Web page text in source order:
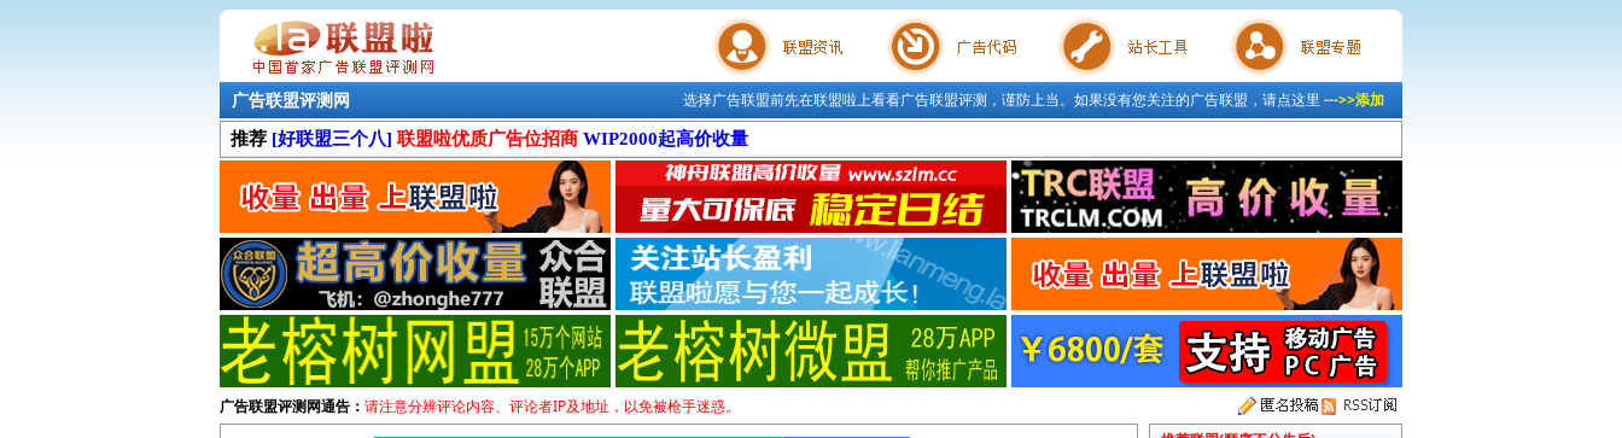
联盟学院 广告代码 站长工具 联盟专题
选择广告联盟前先在联盟啦上看看广告联盟评测，谨防上当。如果没有您关注的广告联盟，请点这里 --->>添加
广告联盟评测网
推荐 [好联盟三个八] 联盟啦优质广告位招商 WIP2000起高价收量
广告联盟评测网通告： 请注意分辨评论内容、评论者IP及地址，以免被枪手迷惑。